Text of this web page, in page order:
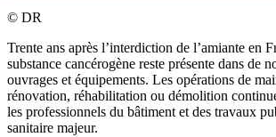
© DR
Trente ans après l’interdiction de l’amiante en
substance cancérogène reste présente dans de
ouvrages et équipements. Les opérations de
rénovation, réhabilitation ou démolition
les professionnels du bâtiment et des travaux
sanitaire majeur.